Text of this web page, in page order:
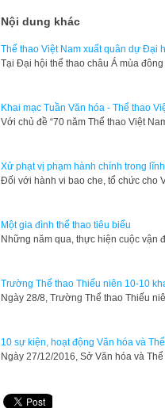
Nội dung khác
Thể thao Việt Nam xuất quân dự Đại
Tại Đại hội thể thao châu Á mùa
Khai mạc Tuần Văn hóa - Thể thao
Với chủ đề “70 năm Thể thao Việt
Xử phạt vị phạm hành chính trong
Đối với hành vi bao che, tổ chức cho
Một gia đình thể thao tiêu biểu
Những năm qua, thực hiện cuộc vận
Trường Thể thao Thiếu niên 10-10
Ngày 28/8, Trường Thể thao Thiếu
10 sự kiện, hoạt động Văn hóa và
Ngày 27/12/2016, Sở Văn hóa và